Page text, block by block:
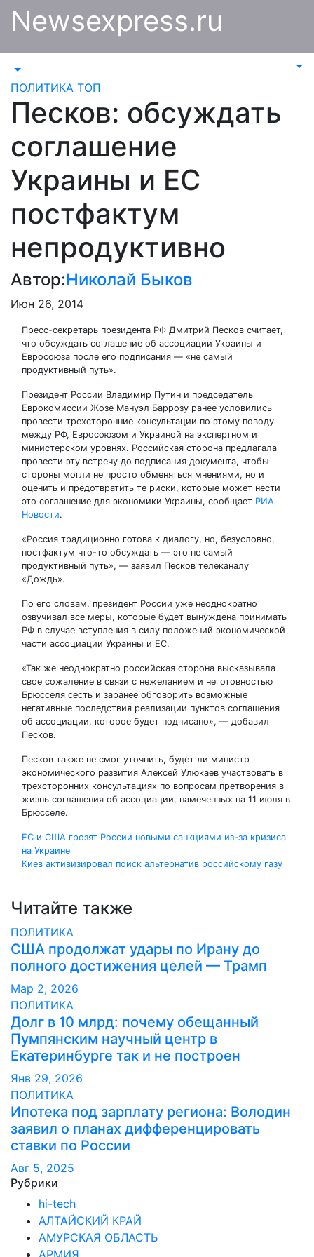
Перейти
Newsexpress.ru
ПОЛИТИКА ТОП
Песков: обсуждать
соглашение
Украины и ЕС
постфактум
непродуктивно
Автор:Николай Быков
Июн 26, 2014
Пресс-секретарь президента РФ Дмитрий Песков считает,
что обсуждать соглашение об ассоциации Украины и
Евросоюза после его подписания — «не самый
продуктивный путь».
Президент России Владимир Путин и председатель
Еврокомиссии Жозе Мануэл Баррозу ранее условились
провести трехсторонние консультации по этому поводу
между РФ, Евросоюзом и Украиной на экспертном и
министерском уровнях. Российская сторона предлагала
провести эту встречу до подписания документа, чтобы
стороны могли не просто обменяться мнениями, но и
оценить и предотвратить те риски, которые может нести
это соглашение для экономики Украины, сообщает РИА
Новости.
«Россия традиционно готова к диалогу, но, безусловно,
постфактум что-то обсуждать — это не самый
продуктивный путь», — заявил Песков телеканалу
«Дождь».
По его словам, президент России уже неоднократно
озвучивал все меры, которые будет вынуждена принимать
РФ в случае вступления в силу положений экономической
части ассоциации Украины и ЕС.
«Так же неоднократно российская сторона высказывала
свое сожаление в связи с нежеланием и неготовностью
Брюсселя сесть и заранее обговорить возможные
негативные последствия реализации пунктов соглашения
об ассоциации, которое будет подписано», — добавил
Песков.
Песков также не смог уточнить, будет ли министр
экономического развития Алексей Улюкаев участвовать в
трехсторонних консультациях по вопросам претворения в
жизнь соглашения об ассоциации, намеченных на 11 июля в
Брюсселе.
Навигация
по
записям
ЕС и США грозят России новыми санкциями из-за кризиса
на Украине
Киев активизировал поиск альтернатив российскому газу
Читайте также
ПОЛИТИКА
США продолжат удары по Ирану до
полного достижения целей — Трамп
Мар 2, 2026
ПОЛИТИКА
Долг в 10 млрд: почему обещанный
Пумпянским научный центр в
Екатеринбурге так и не построен
Янв 29, 2026
ПОЛИТИКА
Ипотека под зарплату региона: Володин
заявил о планах дифференцировать
ставки по России
Авг 5, 2025
Рубрики
hi-tech
АЛТАЙСКИЙ КРАЙ
АМУРСКАЯ ОБЛАСТЬ
АРМИЯ